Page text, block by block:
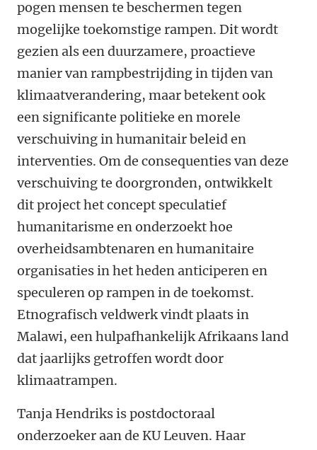
pogen mensen te beschermen tegen
mogelijke toekomstige rampen. Dit wordt
gezien als een duurzamere, proactieve
manier van rampbestrijding in tijden van
klimaatverandering, maar betekent ook
een significante politieke en morele
verschuiving in humanitair beleid en
interventies. Om de consequenties van deze
verschuiving te doorgronden, ontwikkelt
dit project het concept speculatief
humanitarisme en onderzoekt hoe
overheidsambtenaren en humanitaire
organisaties in het heden anticiperen en
speculeren op rampen in de toekomst.
Etnografisch veldwerk vindt plaats in
Malawi, een hulpafhankelijk Afrikaans land
dat jaarlijks getroffen wordt door
klimaatrampen.
Tanja Hendriks is postdoctoraal
onderzoeker aan de KU Leuven. Haar